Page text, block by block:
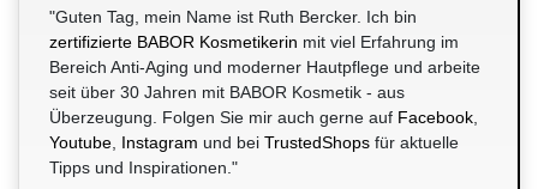
"Guten Tag, mein Name ist Ruth Bercker. Ich bin
zertifizierte BABOR Kosmetikerin mit viel Erfahrung im
Bereich Anti-Aging und moderner Hautpflege und arbeite
seit über 30 Jahren mit BABOR Kosmetik - aus
Überzeugung. Folgen Sie mir auch gerne auf Facebook
Youtube Instagram und bei TrustedShops für aktuelle
Tipps und Inspirationen."